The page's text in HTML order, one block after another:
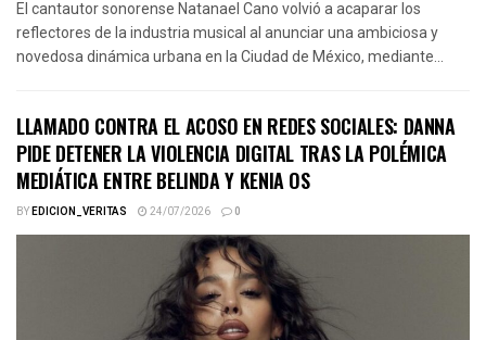
El cantautor sonorense Natanael Cano volvió a acaparar los
reflectores de la industria musical al anunciar una ambiciosa y
novedosa dinámica urbana en la Ciudad de México, mediante...
LLAMADO CONTRA EL ACOSO EN REDES SOCIALES: DANNA
PIDE DETENER LA VIOLENCIA DIGITAL TRAS LA POLÉMICA
MEDIÁTICA ENTRE BELINDA Y KENIA OS
BYEDICION_VERITAS 24/07/2026 0